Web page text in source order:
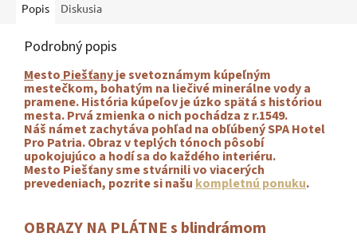
Popis Diskusia
Podrobný popis
Mesto Piešťanyje svetoznámym kúpeľným
mestečkom, bohatým na liečivé minerálne vody a
pramene. História kúpeľov je úzko spätá s históriou
mesta. Prvá zmienka o nich pochádza z r.1549.
Náš námet zachytáva pohľad na obľúbený SPA Hotel
Pro Patria. Obraz v teplých tónoch pôsobí
upokojujúco a hodí sa do každého interiéru.
Mesto Piešťany sme stvárnili vo viacerých
prevedeniach, pozrite si našu kompletnú ponuku.
OBRAZY NA PLÁTNE s blindrámom